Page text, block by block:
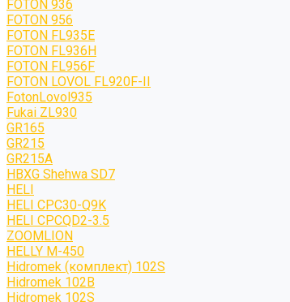
FOTON 936
FOTON 956
FOTON FL935E
FOTON FL936H
FOTON FL956F
FOTON LOVOL FL920F-II
FotonLovol935
Fukai ZL930
GR165
GR215
GR215A
HBXG Shehwa SD7
HELI
HELI CPC30-Q9K
HELI CPCQD2-3.5
ZOOMLION
HELLY M-450
Hidromek (комплект) 102S
Hidromek 102B
Hidromek 102S